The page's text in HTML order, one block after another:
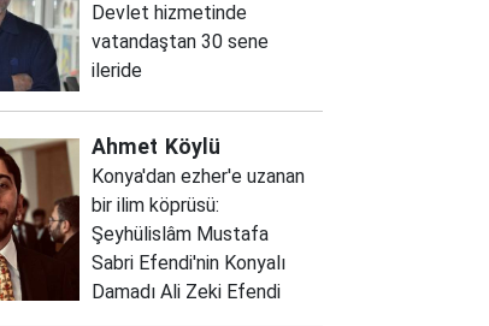
Devlet hizmetinde
vatandaştan 30 sene
ileride
Ahmet Köylü
Konya'dan ezher'e uzanan
bir ilim köprüsü:
Şeyhülislâm Mustafa
Sabri Efendi'nin Konyalı
Damadı Ali Zeki Efendi